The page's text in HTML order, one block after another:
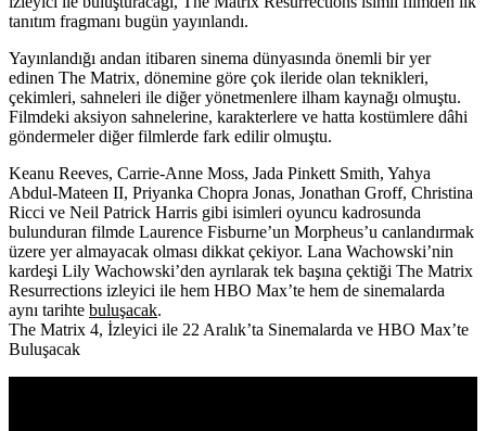
tanıtım fragmanı bugün yayınlandı.
Yayınlandığı andan itibaren sinema dünyasında önemli bir yer
edinen The Matrix, dönemine göre çok ileride olan teknikleri,
çekimleri, sahneleri ile diğer yönetmenlere ilham kaynağı olmuştu.
Filmdeki aksiyon sahnelerine, karakterlere ve hatta kostümlere dâhi
göndermeler diğer filmlerde fark edilir olmuştu.
Keanu Reeves, Carrie-Anne Moss, Jada Pinkett Smith, Yahya
Abdul-Mateen II, Priyanka Chopra Jonas, Jonathan Groff, Christina
Ricci ve Neil Patrick Harris gibi isimleri oyuncu kadrosunda
bulunduran filmde Laurence Fisburne’un Morpheus’u canlandırmak
üzere yer almayacak olması dikkat çekiyor. Lana Wachowski’nin
kardeşi Lily Wachowski’den ayrılarak tek başına çektiği The Matrix
Resurrections izleyici ile hem HBO Max’te hem de sinemalarda
aynı tarihte buluşacak.
The Matrix 4, İzleyici ile 22 Aralık’ta Sinemalarda ve HBO Max’te
Buluşacak